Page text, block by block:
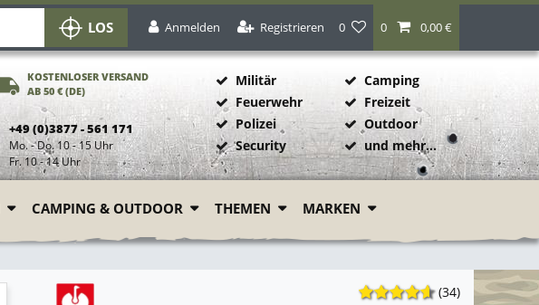
LOS Anmelden Registrieren 0 0 0,00 €
KOSTENLOSER VERSAND
AB 50 € (DE)
+49 (0)3877 - 561 171
Mo. - Do. 10 - 15 Uhr
Fr. 10 - 14 Uhr
Militär
Feuerwehr
Polizei
Security
Camping
Freizeit
Outdoor
und mehr...
CAMPING & OUTDOOR THEMEN MARKEN
(34)